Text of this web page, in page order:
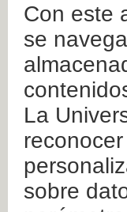
Con este
se
La
sobre